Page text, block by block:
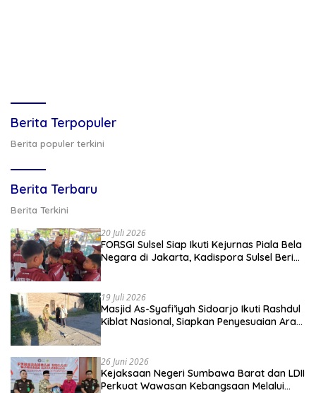
Berita Terpopuler
Berita populer terkini
Berita Terbaru
Berita Terkini
20 Juli 2026
FORSGI Sulsel Siap Ikuti Kejurnas Piala Bela
Negara di Jakarta, Kadispora Sulsel Beri
19 Juli 2026
Masjid As-Syafi’iyah Sidoarjo Ikuti Rashdul
Kiblat Nasional, Siapkan Penyesuaian Arah
26 Juni 2026
Kejaksaan Negeri Sumbawa Barat dan LDII
Perkuat Wawasan Kebangsaan Melalui